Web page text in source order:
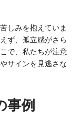
しみを抱えていま
ず、孤立感がさら
で、私たちが注意
サインを見逃さな
事例